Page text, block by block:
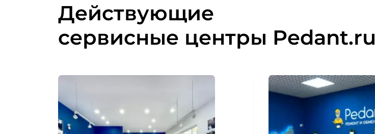
Действующие
сервисные центры Pedant.ru